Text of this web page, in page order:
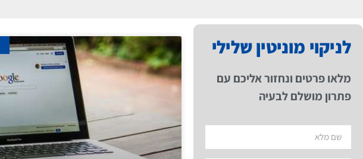
לניקוי מוניטין שלילי
מלאו פרטים ונחזור אליכם עם
פתרון מושלם לבעיה